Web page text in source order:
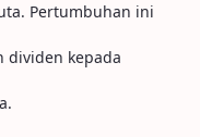
Pertumbuhan ini
dividen kepada